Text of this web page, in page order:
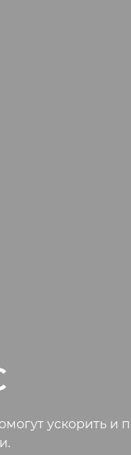
ускорить и